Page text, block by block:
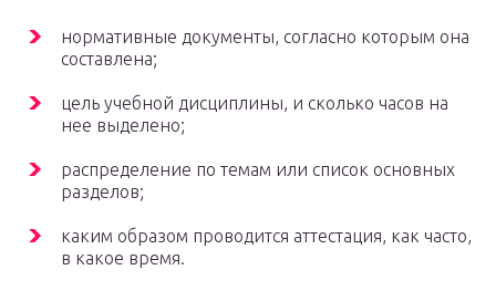
нормативные документы, согласно которым она
составлена;
цель учебной дисциплины, и сколько часов на
нее выделено;
распределение по темам или список основных
разделов;
каким образом проводится аттестация, как часто,
в какое время.